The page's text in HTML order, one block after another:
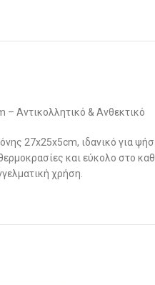
– Αντικολλητικό & Ανθεκτικό
27x25x5cm, ιδανικό για
και εύκολο στο
χρήση.